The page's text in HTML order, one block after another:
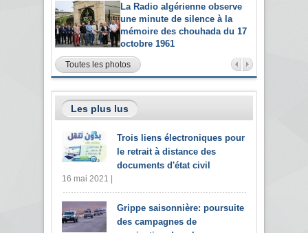
La Radio algérienne observe
une minute de silence à la
mémoire des chouhada du 17
octobre 1961
Toutes les photos
Les plus lus
Trois liens électroniques pour
le retrait à distance des
documents d'état civil
16 mai 2021 |
Grippe saisonnière: poursuite
des campagnes de